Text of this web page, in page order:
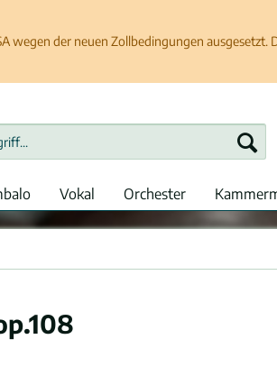
wegen der neuen Zollbedingungen
Vokal Orchester